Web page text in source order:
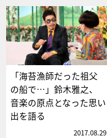
「海苔漁師だった祖父
の船で…」鈴木雅之、
音楽の原点となった思い
出を語る
2017.08.29